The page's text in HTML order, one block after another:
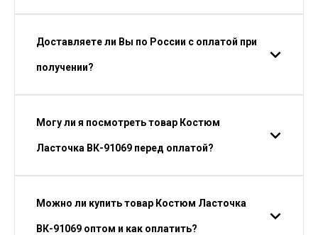
Доставляете ли Вы по России с оплатой при
получении?
Могу ли я посмотреть товар Костюм
Ласточка ВК-91069 перед оплатой?
Можно ли купить товар Костюм Ласточка
ВК-91069 оптом и как оплатить?